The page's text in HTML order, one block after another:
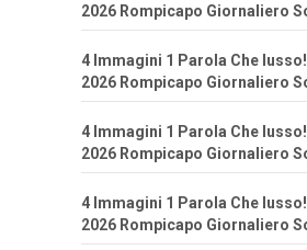
2026 Rompicapo Giornaliero
4 Immagini 1 Parola Che
2026 Rompicapo Giornaliero
4 Immagini 1 Parola Che
2026 Rompicapo Giornaliero
4 Immagini 1 Parola Che
2026 Rompicapo Giornaliero